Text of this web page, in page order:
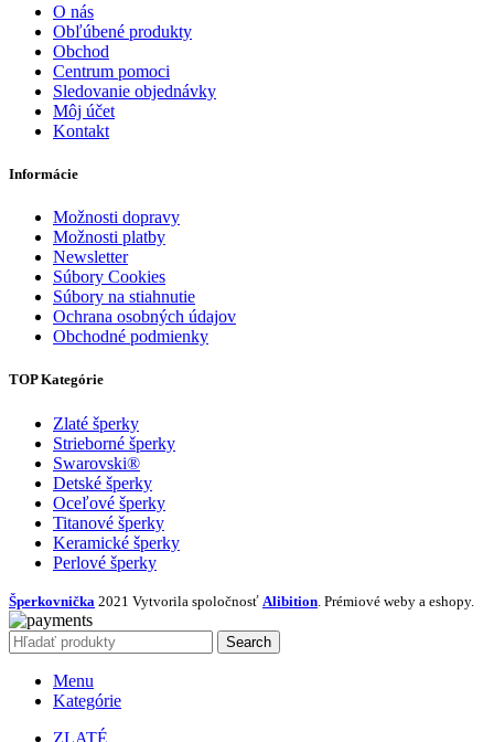
O nás
Obľúbené produkty
Obchod
Centrum pomoci
Sledovanie objednávky
Môj účet
Kontakt
Informácie
Možnosti dopravy
Možnosti platby
Newsletter
Súbory Cookies
Súbory na stiahnutie
Ochrana osobných údajov
Obchodné podmienky
TOP Kategórie
Zlaté šperky
Strieborné šperky
Swarovski®
Detské šperky
Oceľové šperky
Titanové šperky
Keramické šperky
Perlové šperky
Šperkovnička 2021 Vytvorila spoločnosť Alibition . Prémiové weby a eshopy.
Search
Menu
Kategórie
ZLATÉ